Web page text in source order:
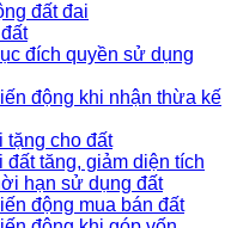
đất đai
đích quyền sử dụng
động khi nhận thừa kế
tặng cho đất
đất tăng, giảm diện tích
hạn sử dụng đất
động mua bán đất